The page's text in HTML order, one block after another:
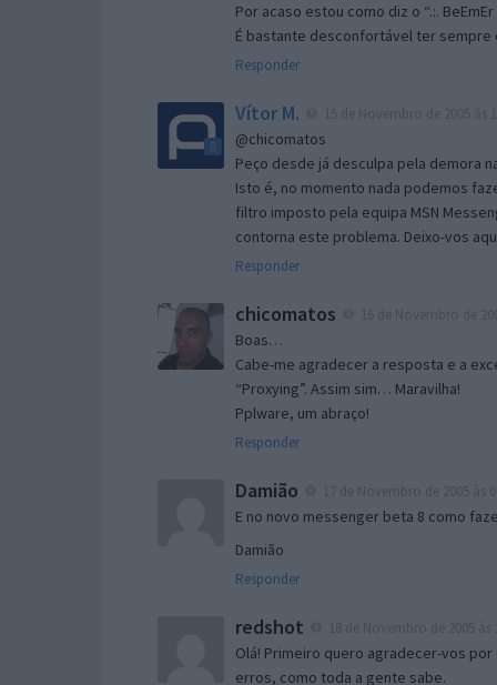
Por acaso estou como diz o “.:.
É bastante desconfortável ter sempre
Responder
Vítor M.
@chicomatos
Peço desde já desculpa pela demora
Isto é, no momento nada podemos
filtro imposto pela equipa MSN
contorna este problema. Deixo-vos
Responder
chicomatos
Boas…
Cabe-me agradecer a resposta e a
“Proxying”. Assim sim… Maravilha!
Pplware, um abraço!
Responder
Damião
E no novo messenger beta 8 como
Damião
Responder
redshot
Olá! Primeiro quero agradecer-vos
erros, como toda a gente sabe.